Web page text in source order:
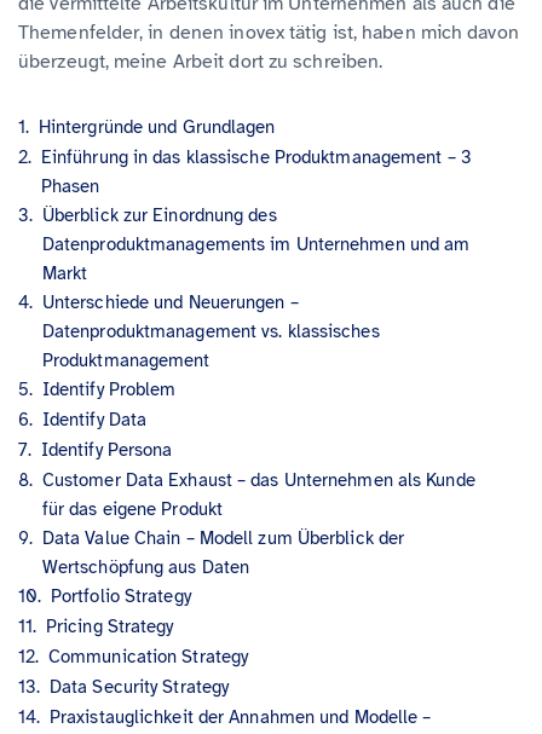
Themenfelder, in denen inovex tätig ist, haben mich davon
überzeugt, meine Arbeit dort zu schreiben.
Hintergründe und Grundlagen
Einführung in das klassische Produktmanagement – 3
Phasen
Überblick zur Einordnung des
Datenproduktmanagements im Unternehmen und am
Markt
Unterschiede und Neuerungen –
Datenproduktmanagement vs. klassisches
Produktmanagement
Identify Problem
Identify Data
Identify Persona
Customer Data Exhaust – das Unternehmen als Kunde
für das eigene Produkt
Data Value Chain – Modell zum Überblick der
Wertschöpfung aus Daten
Portfolio Strategy
Pricing Strategy
Communication Strategy
Data Security Strategy
Praxistauglichkeit der Annahmen und Modelle –